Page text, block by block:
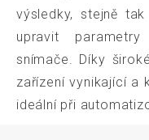
výsledky, stejně
upravit
snímače. Díky
zařízení vynikající a
ideální při